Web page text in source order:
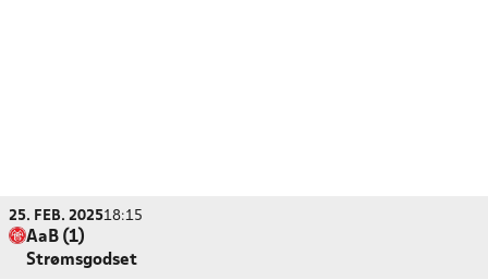
25. FEB. 202518:15
AaB (1)
Strømsgodset